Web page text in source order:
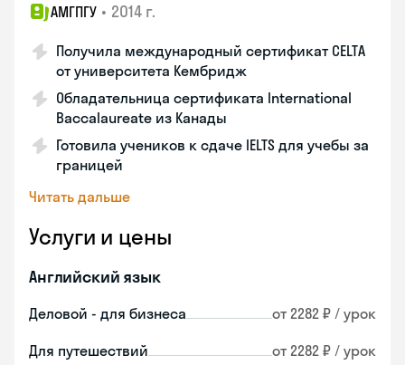
АМГПГУ • 2014 г.
Получила международный сертификат CELTA
от университета Кембридж
Обладательница сертификата International
Baccalaureate из Канады
Готовила учеников к сдаче IELTS для учебы за
границей
Читать дальше
Услуги и цены
Английский язык
Деловой - для бизнеса от 2282 ₽ / урок
Для путешествий от 2282 ₽ / урок